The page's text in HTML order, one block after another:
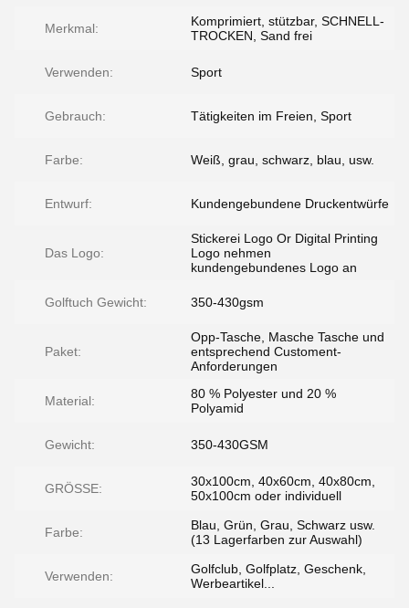
Merkmal:
Komprimiert, stützbar, SCHNELL-
TROCKEN, Sand frei
Verwenden: Sport
Gebrauch: Tätigkeiten im Freien, Sport
Farbe: Weiß, grau, schwarz, blau, usw.
Entwurf: Kundengebundene Druckentwürfe
Das Logo:
Stickerei Logo Or Digital Printing
Logo nehmen
kundengebundenes Logo an
Golftuch Gewicht: 350-430gsm
Paket:
Opp-Tasche, Masche Tasche und
entsprechend Customent-
Anforderungen
Material:
80 % Polyester und 20 %
Polyamid
Gewicht: 350-430GSM
GRÖSSE:
30x100cm, 40x60cm, 40x80cm,
50x100cm oder individuell
Farbe:
Blau, Grün, Grau, Schwarz usw.
(13 Lagerfarben zur Auswahl)
Verwenden:
Golfclub, Golfplatz, Geschenk,
Werbeartikel...